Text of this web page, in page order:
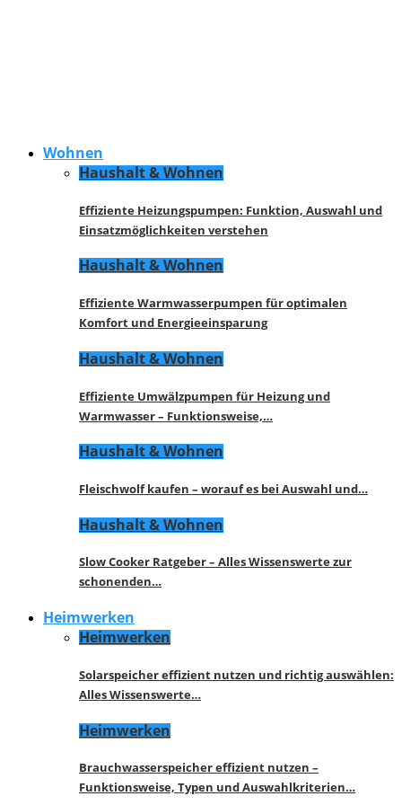
Wohnen
Haushalt & Wohnen
Effiziente Heizungspumpen: Funktion, Auswahl und
Einsatzmöglichkeiten verstehen
Haushalt & Wohnen
Effiziente Warmwasserpumpen für optimalen
Komfort und Energieeinsparung
Haushalt & Wohnen
Effiziente Umwälzpumpen für Heizung und
Warmwasser – Funktionsweise,…
Haushalt & Wohnen
Fleischwolf kaufen – worauf es bei Auswahl und…
Haushalt & Wohnen
Slow Cooker Ratgeber – Alles Wissenswerte zur
schonenden…
Heimwerken
Heimwerken
Solarspeicher effizient nutzen und richtig auswählen:
Alles Wissenswerte…
Heimwerken
Brauchwasserspeicher effizient nutzen –
Funktionsweise, Typen und Auswahlkriterien…